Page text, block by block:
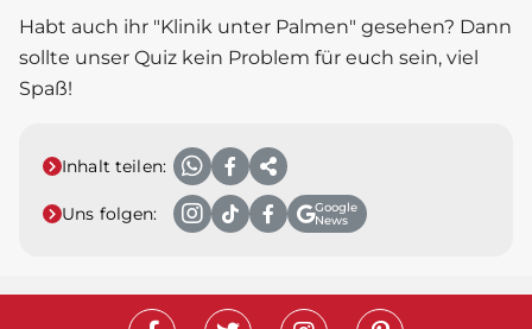
Habt auch ihr "Klinik unter Palmen" gesehen? Dann
sollte unser Quiz kein Problem für euch sein, viel
Spaß!
Inhalt teilen:
Uns folgen:
Google
News